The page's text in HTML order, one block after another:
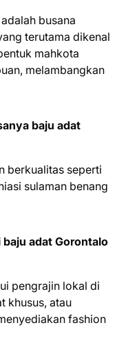
busana
terutama dikenal
mahkota
melambangkan
baju adat
berkualitas seperti
sulaman benang
baju adat Gorontalo
pengrajin lokal di
khusus, atau
fashion